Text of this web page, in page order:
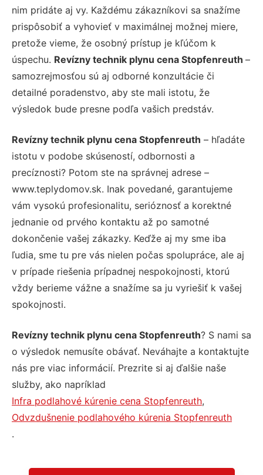
nim pridáte aj vy. Každému zákazníkovi sa snažíme
prispôsobiť a vyhovieť v maximálnej možnej miere,
pretože vieme, že osobný prístup je kľúčom k
úspechu. Revízny technik plynu cena Stopfenreuth –
samozrejmosťou sú aj odborné konzultácie či
detailné poradenstvo, aby ste mali istotu, že
výsledok bude presne podľa vašich predstáv.
Revízny technik plynu cena Stopfenreuth – hľadáte
istotu v podobe skúseností, odbornosti a
precíznosti? Potom ste na správnej adrese –
www.teplydomov.sk. Inak povedané, garantujeme
vám vysokú profesionalitu, serióznosť a korektné
jednanie od prvého kontaktu až po samotné
dokončenie vašej zákazky. Keďže aj my sme iba
ľudia, sme tu pre vás nielen počas spolupráce, ale aj
v prípade riešenia prípadnej nespokojnosti, ktorú
vždy berieme vážne a snažíme sa ju vyriešiť k vašej
spokojnosti.
Revízny technik plynu cena Stopfenreuth? S nami sa
o výsledok nemusíte obávať. Neváhajte a kontaktujte
nás pre viac informácií. Prezrite si aj ďalšie naše
služby, ako napríklad
Infra podlahové kúrenie cena Stopfenreuth,
Odvzdušnenie podlahového kúrenia Stopfenreuth
.